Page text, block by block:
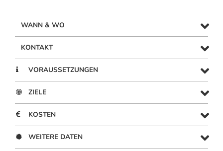
WANN & WO
KONTAKT
VORAUSSETZUNGEN
ZIELE
KOSTEN
WEITERE DATEN